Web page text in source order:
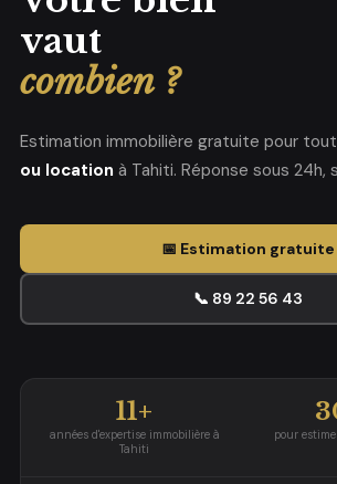
vaut
combien ?
Estimation immobilière gratuite pour
ou location à Tahiti. Réponse sous 24h,
📅 Estimation gratuite
📞 89 22 56 43
11+
années d'expertise immobilière à
Tahiti
pour